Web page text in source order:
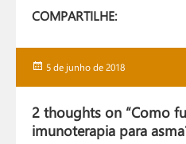
COMPARTILHE:
Publicado
5 de junho de 2018
2 thoughts on “Como
imunoterapia para